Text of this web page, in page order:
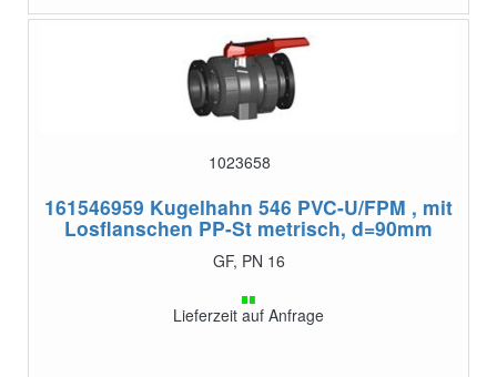
1023658
161546959 Kugelhahn 546 PVC-U/FPM , mit
Losflanschen PP-St metrisch, d=90mm
GF, PN 16
Lieferzeit auf Anfrage